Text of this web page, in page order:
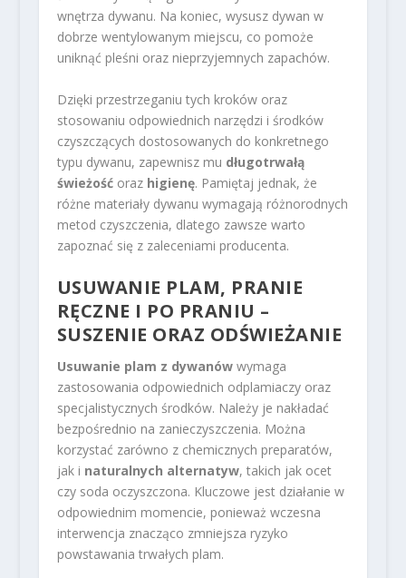
wnętrza dywanu. Na koniec, wysusz dywan w
dobrze wentylowanym miejscu, co pomoże
uniknąć pleśni oraz nieprzyjemnych zapachów.
Dzięki przestrzeganiu tych kroków oraz
stosowaniu odpowiednich narzędzi i środków
czyszczących dostosowanych do konkretnego
typu dywanu, zapewnisz mu długotrwałą
świeżośćoraz higienę. Pamiętaj jednak, że
różne materiały dywanu wymagają różnorodnych
metod czyszczenia, dlatego zawsze warto
zapoznać się z zaleceniami producenta.
USUWANIE PLAM, PRANIE
RĘCZNE I PO PRANIU –
SUSZENIE ORAZ ODŚWIEŻANIE
Usuwanie plam z dywanówwymaga
zastosowania odpowiednich odplamiaczy oraz
specjalistycznych środków. Należy je nakładać
bezpośrednio na zanieczyszczenia. Można
korzystać zarówno z chemicznych preparatów,
jak i naturalnych alternatyw, takich jak ocet
czy soda oczyszczona. Kluczowe jest działanie w
odpowiednim momencie, ponieważ wczesna
interwencja znacząco zmniejsza ryzyko
powstawania trwałych plam.